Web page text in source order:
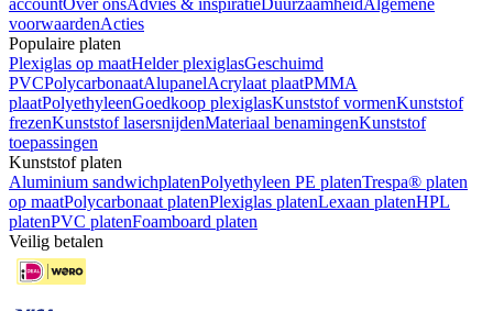
voorwaardenActies
Populaire platen
Plexiglas op maatHelder plexiglasGeschuimd
PVCPolycarbonaatAlupanelAcrylaat plaatPMMA
plaatPolyethyleenGoedkoop plexiglasKunststof vormenKunststof
frezenKunststof lasersnijdenMateriaal benamingenKunststof
toepassingen
Kunststof platen
Aluminium sandwichplatenPolyethyleen PE platenTrespa® platen
op maatPolycarbonaat platenPlexiglas platenLexaan platenHPL
platenPVC platenFoamboard platen
Veilig betalen